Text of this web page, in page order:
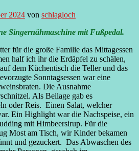
2024 von schlagloch
Singernähmaschine mit Fußpedal.
für die große Familie das Mittagessen
half ich ihr die Erdäpfel zu schälen,
dem Küchentisch die Teller und das
Sonntagsessen war eine
Die Ausnahme
Als Beilage gab es
oder Reis. Einen Salat, welcher
Ein Highlight war die Nachspeise, ein
mit Himbeersirup. Für die
Most am Tisch, wir Kinder bekamen
und gezuckert. Das Abwaschen des